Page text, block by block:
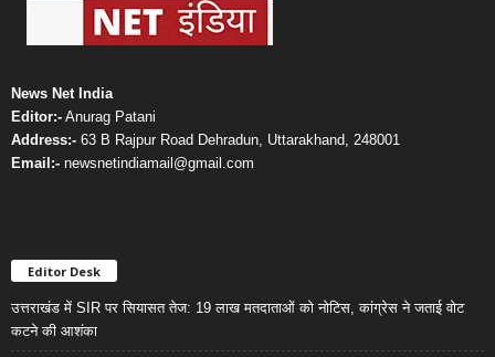
News Net India
Editor:- Anurag Patani
Address:- 63 B Rajpur Road Dehradun, Uttarakhand, 248001
Email:- newsnetindiamail@gmail.com
Editor Desk
उत्तराखंड में SIR पर सियासत तेज: 19 लाख मतदाताओं को नोटिस, कांग्रेस ने जताई वोट
कटने की आशंका